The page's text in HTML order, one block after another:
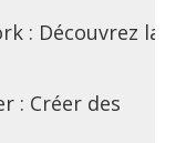
: Découvrez la
: Créer des